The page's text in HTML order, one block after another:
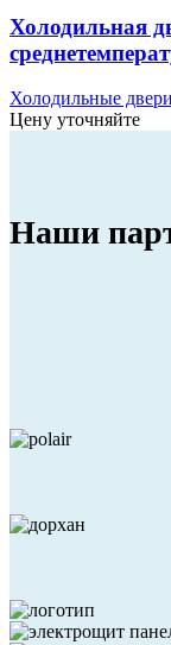
Холодильная
Холодильные
Цену уточняйте
Наши